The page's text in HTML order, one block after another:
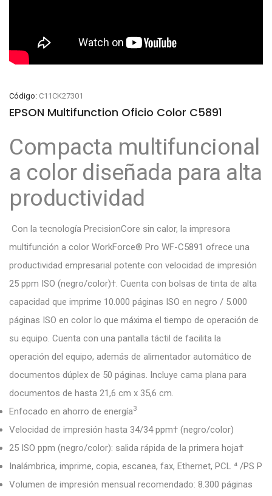
Código: C11CK27301
EPSON Multifunction Oficio Color C5891
Compacta multifuncional
a color diseñada para alta
productividad
Con la tecnología PrecisionCore sin calor, la impresora
multifunción a color WorkForce® Pro WF-C5891 ofrece una
productividad empresarial potente con velocidad de impresión
25 ppm ISO (negro/color)†. Cuenta con bolsas de tinta de alta
capacidad que imprime 10.000 páginas ISO en negro / 5.000
páginas ISO en color lo que máxima el tiempo de operación de
su equipo. Cuenta con una pantalla táctil de facilita la
operación del equipo, además de alimentador automático de
documentos dúplex de 50 páginas. Incluye cama plana para
documentos de hasta 21,6 cm x 35,6 cm.
Enfocado en ahorro de energía3
Velocidad de impresión hasta 34/34 ppm† (negro/color)
25 ISO ppm (negro/color): salida rápida de la primera hoja†
Inalámbrica, imprime, copia, escanea, fax, Ethernet, PCL ⁴ /PS P
Volumen de impresión mensual recomendado: 8.300 páginas